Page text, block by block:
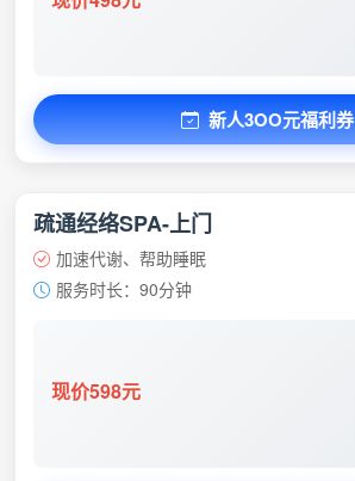
新人3OO元福利券
疏通经络SPA-上门
加速代谢、帮助睡眠
服务时长：90分钟
现价598元